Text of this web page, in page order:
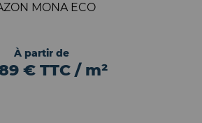
MONA ECO
À partir de
€ TTC / m²